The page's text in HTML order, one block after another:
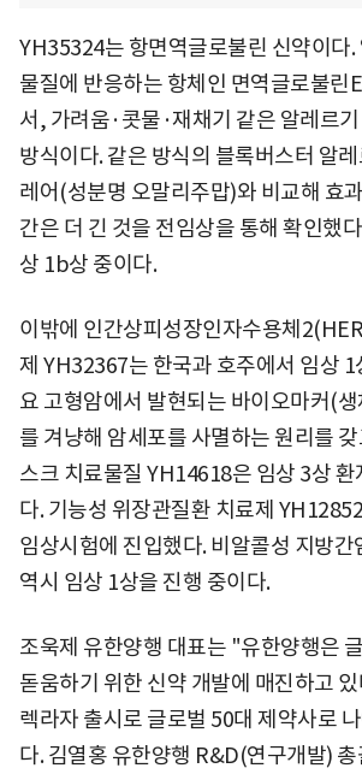
YH35324는 항면역글로불린 신약이다.
물질에 반응하는 항체인 면역글로불린
서, 가려움·콧물·재채기 같은 알레르
방식이다. 같은 방식의 블록버스터 알
레어(성분명 오말리주맙)와 비교해 효
간은 더 긴 것을 전임상을 통해 확인했
상 1b상 중이다.
이밖에 인간상피성장인자수용체
제 YH32367는 한국과 호주에서 임상 1
요 고형암에서 발현되는 바이오마커(
를 겨냥해 암세포를 사멸하는 원리를 갖
스크 치료물질 YH14618은 임상 3상
다. 기능성 위장관질환 치료제
임상시험에 진입했다. 비알콜성 지방간
역시 임상 1상을 진행 중이다.
조욱제 유한양행 대표는 "유한양행은
돋움하기 위한 신약 개발에 매진하고
렉라자 출시로 글로벌 50대 제약사로
다. 김열홍 유한양행 R&D(연구개발)